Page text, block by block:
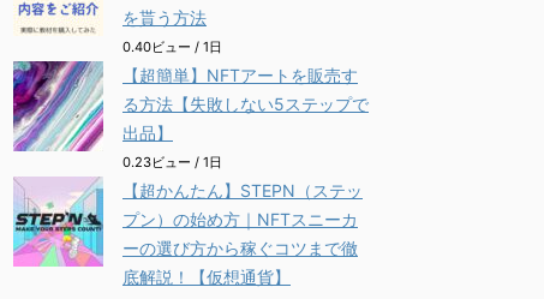
を貰う方法
0.40ビュー / 1日
【超簡単】NFTアートを販売す
る方法【失敗しない5ステップで
出品】
0.23ビュー / 1日
【超かんたん】STEPN（ステッ
プン）の始め方｜NFTスニーカ
ーの選び方から稼ぐコツまで徹
底解説！【仮想通貨】